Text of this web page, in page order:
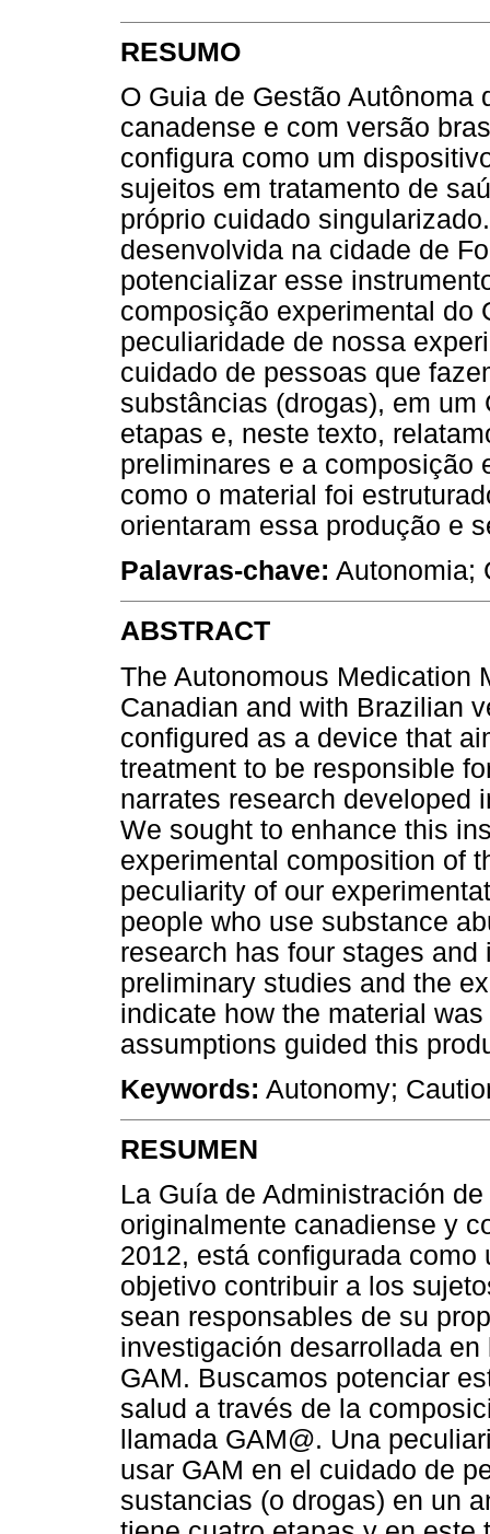
RESUMO
O Guia de Gestão Autônoma
canadense e com versão
configura como um
sujeitos em tratamento de
próprio cuidado
desenvolvida na cidade de
potencializar esse
composição experimental do
peculiaridade de nossa
cuidado de pessoas que
substâncias (drogas), em um
etapas e, neste texto,
preliminares e a composição
como o material foi
orientaram essa produção e
Palavras-chave: Autonomia;
ABSTRACT
The Autonomous Medication
Canadian and with Brazilian
configured as a device that
treatment to be responsible
narrates research developed
We sought to enhance this
experimental composition of
peculiarity of our
people who use substance
research has four stages
preliminary studies and the
indicate how the material
assumptions guided this
Keywords: Autonomy;
RESUMEN
La Guía de Administración
originalmente canadiense y
2012, está configurada
objetivo contribuir a los
sean responsables de su
investigación desarrollada
GAM. Buscamos potenciar
salud a través de la
llamada GAM@. Una
usar GAM en el cuidado de
sustancias (o drogas) en un